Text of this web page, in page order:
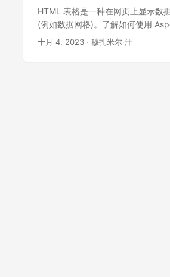
HTML 表格是一种在网页上显示数
(例如数据网格)。了解如何使用
十月 4, 2023 · 穆扎米尔·汗